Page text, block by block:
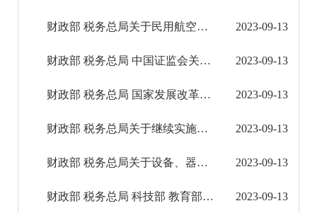
财政部 税务总局关于民用航空发动机和民用飞机税收政策的公告 2023-09-13
财政部 税务总局 中国证监会关于继续实施创新企业境内发行存托凭证试点阶段有关税收政策的公告 2023-09-13
财政部 税务总局 国家发展改革委 中国证监会关于延续实施创业投资企业个人合伙人所得税政策的... 2023-09-13
财政部 税务总局关于继续实施银行业金融机构、金融资产管理公司不良债权以物抵债有关税收政策... 2023-09-13
财政部 税务总局关于设备、器具扣除有关企业所得税政策的公告 2023-09-13
财政部 税务总局 科技部 教育部关于继续实施科技企业孵化器、大学科技园和众创空间有关税收政... 2023-09-13